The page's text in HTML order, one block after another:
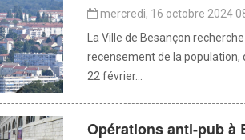
mercredi, 16 octobre 2024
La Ville de Besançon
recensement de la population,
22 février...
Opérations anti-pub à